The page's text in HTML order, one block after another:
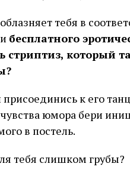
тебя в
бесплатного
стриптиз, который
к его
чувства юмора бери
в постель.
тебя слишком грубы?